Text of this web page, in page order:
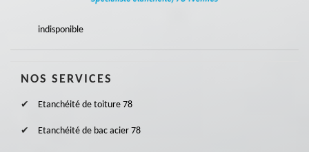
indisponible
NOS SERVICES
Etanchéité de toiture 78
Etanchéité de bac acier 78